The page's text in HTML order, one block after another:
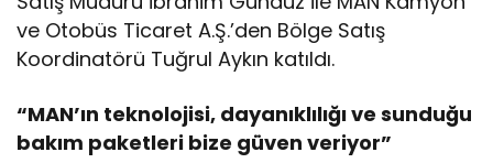
ve Otobüs Ticaret A.Ş.’den Bölge Satış
Koordinatörü Tuğrul Aykın katıldı.
“MAN’ın teknolojisi, dayanıklılığı ve sunduğu
bakım paketleri bize güven veriyor”